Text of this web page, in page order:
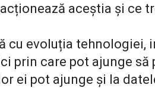
aceștia și ce
cu evoluția
prin care pot ajunge
ei pot ajunge și la